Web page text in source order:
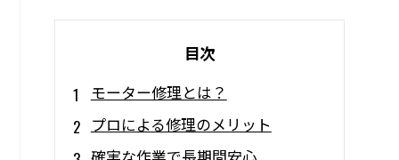
目次
モーター修理とは？
プロによる修理のメリット